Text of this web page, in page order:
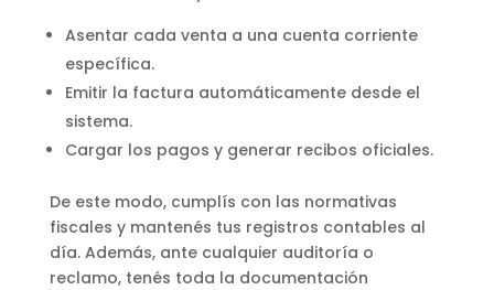
Asentar cada venta a una cuenta corriente
específica.
Emitir la factura automáticamente desde el
sistema.
Cargar los pagos y generar recibos oficiales.
De este modo, cumplís con las normativas
fiscales y mantenés tus registros contables al
día. Además, ante cualquier auditoría o
reclamo, tenés toda la documentación